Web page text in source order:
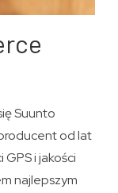
Suunto
od lat
i jakości
najlepszym